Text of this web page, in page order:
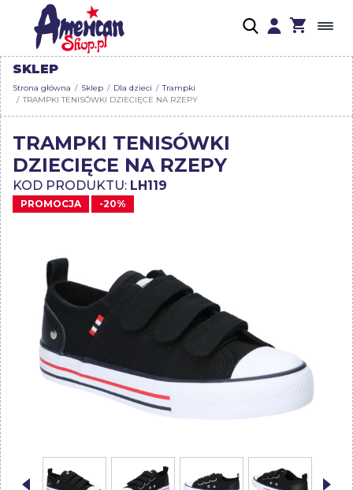
SKLEP
Strona główna Sklep Dla dzieci
Trampki
TRAMPKI TENISÓWKI DZIECIĘCE NA RZEPY
TRAMPKI TENISÓWKI
DZIECIĘCE NA RZEPY
KOD PRODUKTU: LH119
PROMOCJA -20%